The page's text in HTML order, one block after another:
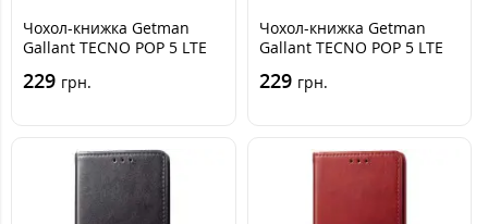
Чохол-книжка Getman
Gallant TECNO POP 5 LTE
229 грн.
Чохол-книжка Getman
Gallant TECNO POP 5 LTE
229 грн.